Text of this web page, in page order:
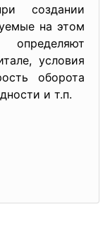
создании
на этом
условия
оборота
и т.п.